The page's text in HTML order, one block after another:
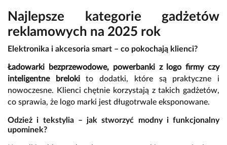
Najlepsze kategorie gadżetów
reklamowych na 2025 rok
Elektronika i akcesoria smart – co pokochają klienci?
Ładowarki bezprzewodowe, powerbanki z logo firmy czy
inteligentne brelokito dodatki, które są praktyczne i
nowoczesne. Klienci chętnie korzystają z takich gadżetów,
co sprawia, że logo marki jest długotrwale eksponowane.
Odzież i tekstylia – jak stworzyć modny i funkcjonalny
upominek?